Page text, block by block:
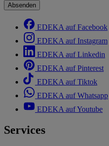
Absenden
EDEKA auf Facebook
EDEKA auf Instagram
EDEKA auf Linkedin
EDEKA auf Pinterest
EDEKA auf Tiktok
EDEKA auf Whatsapp
EDEKA auf Youtube
Services